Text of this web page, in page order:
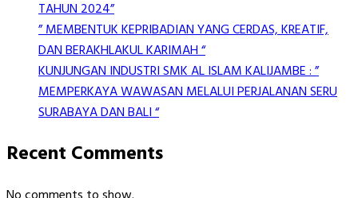
TAHUN 2024”
” MEMBENTUK KEPRIBADIAN YANG CERDAS, KREATIF,
DAN BERAKHLAKUL KARIMAH “
KUNJUNGAN INDUSTRI SMK AL ISLAM KALIJAMBE : ”
MEMPERKAYA WAWASAN MELALUI PERJALANAN SERU
SURABAYA DAN BALI “
Recent Comments